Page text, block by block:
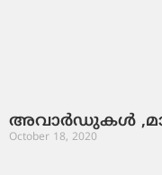
അവാർഡുകൾ
October 18, 2020